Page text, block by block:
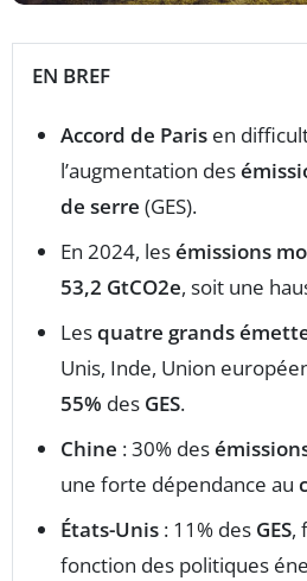
EN BREF
Accord de Paris en
l’augmentation des
de serre (GES).
En 2024, lesémissions
53,2 GtCO2e, soit une
Lesquatre grands
Unis, Inde, Union
55% des GES.
Chine : 30% des
une forte dépendance au
États-Unis : 11% des GES,
fonction des politiques